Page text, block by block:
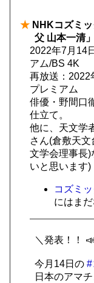
★ NHKコズミ
父 山本一清」
2022年7月14
アム/BS 4K
再放送：2022
プレミアム
俳優・野間口
仕立て。
他に、天文学
さん(倉敷天
文学会理事⻑)
いと思います)
コズミ
にはま
＼発表！！
今月14日の #
日本のアマ